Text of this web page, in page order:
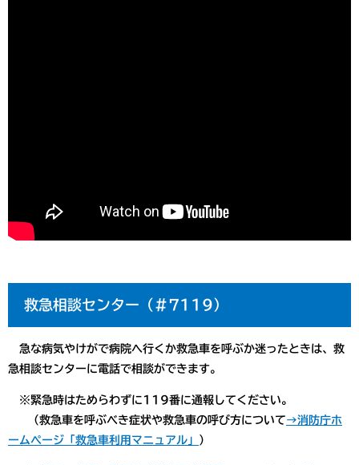
救急相談センター（＃7119）
急な病気やけがで病院へ行くか救急車を呼ぶか迷ったときは、救
急相談センターに電話で相談ができます。
※緊急時はためらわずに119番に通報してください。
（救急車を呼ぶべき症状や救急車の呼び方について→消防庁ホ
ームページ「救急車利用マニュアル」
）